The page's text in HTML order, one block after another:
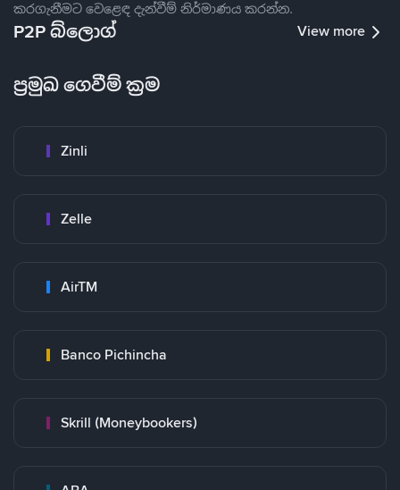
කරගැනීමට වෙළෙඳ දැන්වීම් නිර්මාණය කරන්න.
P2P බ්ලොග් View more
ප්‍රමුඛ ගෙවීම් ක්‍රම
Zinli
Zelle
AirTM
Banco Pichincha
Skrill (Moneybookers)